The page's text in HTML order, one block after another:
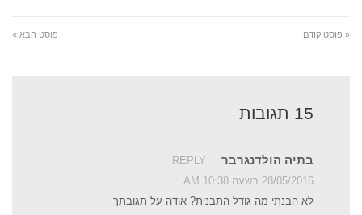
« פוסט קודם פוסט הבא »
15 תגובות
בתיה הולדנגרבר
REPLY
28/05/2016 בשעה 10:38 AM
לא הבנתי מה גודל התבנית? אודה על תגובתך